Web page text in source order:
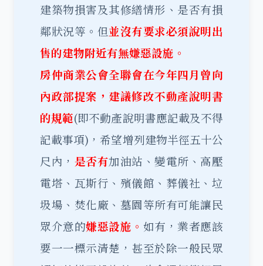
建築物損害及其修繕情形、是否有損
鄰狀況等。但並沒有要求必須說明出
售的建物附近有無嫌惡設施。
房仲商業公會全聯會在今年四月曾向
內政部提案，建議修改不動產說明書
的規範(即不動產說明書應記載及不得
記載事項)，希望增列建物半徑五十公
尺內， 是否有加油站、變電所、高壓
電塔、瓦斯行、殯儀館、葬儀社、垃
圾場、焚化廠、墓園等所有可能讓民
眾介意的嫌惡設施。 如有，業者應該
要一一標示清楚，甚至於除一般民眾